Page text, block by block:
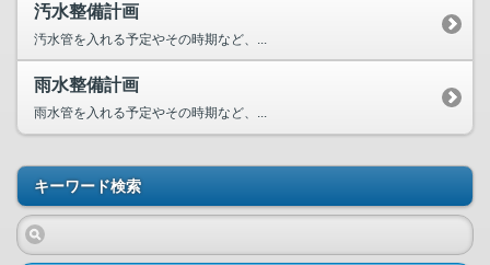
汚水整備計画
汚水管を入れる予定やその時期など、...
雨水整備計画
雨水管を入れる予定やその時期など、...
キーワード検索